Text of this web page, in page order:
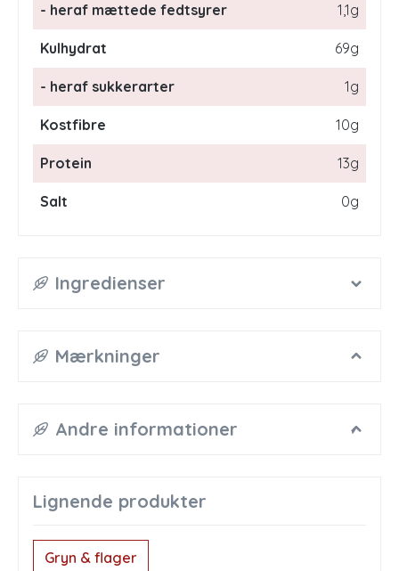
- heraf mættede fedtsyrer 1,1g
Kulhydrat 69g
- heraf sukkerarter 1g
Kostfibre 10g
Protein 13g
Salt 0g
Ingredienser
Mærkninger
Andre informationer
Lignende produkter
Gryn & flager